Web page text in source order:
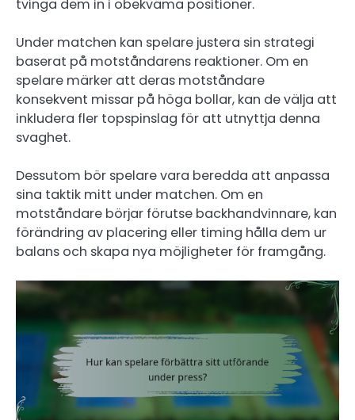
tvinga dem in i obekväma positioner.
Under matchen kan spelare justera sin strategi
baserat på motståndarens reaktioner. Om en
spelare märker att deras motståndare
konsekvent missar på höga bollar, kan de välja att
inkludera fler topspinslag för att utnyttja denna
svaghet.
Dessutom bör spelare vara beredda att anpassa
sina taktik mitt under matchen. Om en
motståndare börjar förutse backhandvinnare, kan
förändring av placering eller timing hålla dem ur
balans och skapa nya möjligheter för framgång.